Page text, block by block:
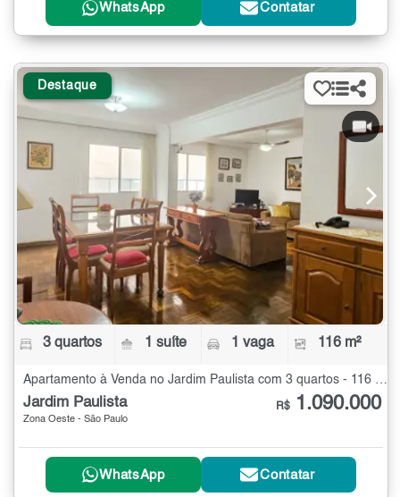
WhatsApp Contatar
Destaque
3 quartos 1 suíte 1 vaga 116 m²
Apartamento à Venda no Jardim Paulista com 3 quartos - 116 m²
Jardim Paulista
Zona Oeste - São Paulo
R$ 1.090.000
WhatsApp Contatar